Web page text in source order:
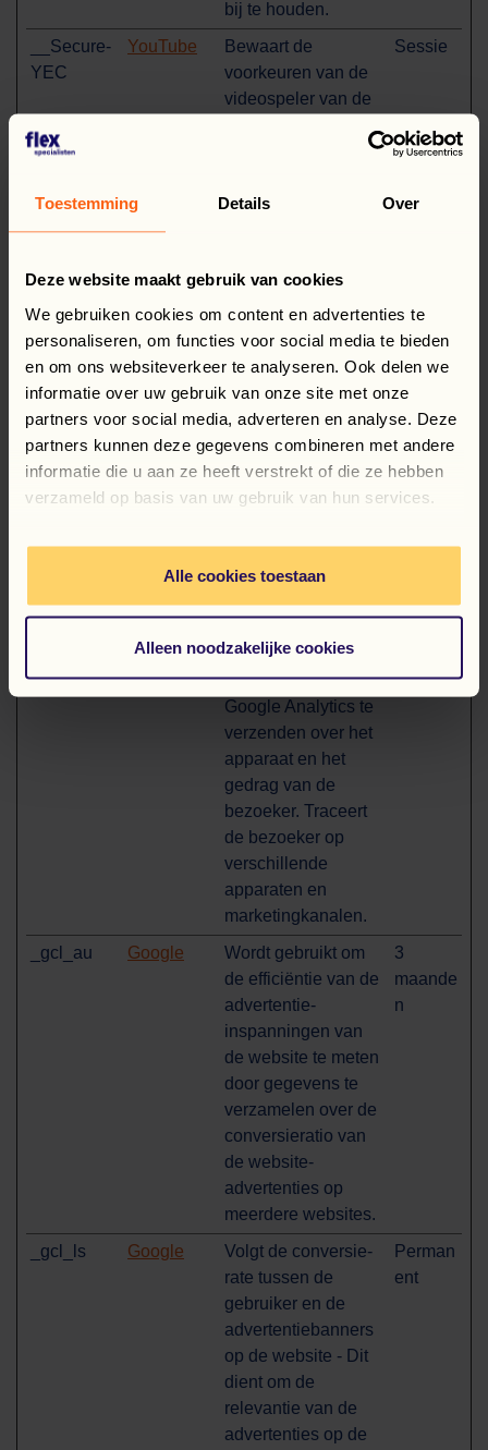
Toestemming Details Over
Deze website maakt gebruik van cookies
We gebruiken cookies om content en advertenties te
personaliseren, om functies voor social media te bieden
en om ons websiteverkeer te analyseren. Ook delen we
informatie over uw gebruik van onze site met onze
partners voor social media, adverteren en analyse. Deze
partners kunnen deze gegevens combineren met andere
informatie die u aan ze heeft verstrekt of die ze hebben
verzameld op basis van uw gebruik van hun services.
Alle cookies toestaan
Alleen noodzakelijke cookies
bij te houden.
__Secure-
YEC
YouTube
Bewaart de
voorkeuren van de
videospeler van de
ingesloten YouTube-
Sessie
__Secure-
YouTube
Wordt gebruikt om
bij te houden.
180
gegevens naar
bezoeker. Traceert
marketingkanalen.
Google
Gebruikt om
gegevens naar
Google Analytics te
verzenden over het
apparaat en het
gedrag van de
bezoeker. Traceert
de bezoeker op
verschillende
apparaten en
marketingkanalen.
_gcl_au Google
Wordt gebruikt om
de efficiëntie van de
advertentie-
inspanningen van
de website te meten
door gegevens te
verzamelen over de
conversieratio van
de website-
advertenties op
meerdere websites.
3
maande
n
_gcl_ls Google
Volgt de conversie-
rate tussen de
gebruiker en de
advertentiebanners
op de website - Dit
dient om de
relevantie van de
advertenties op de
Perman
ent